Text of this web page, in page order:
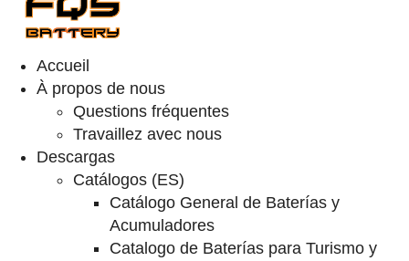
Accueil
À propos de nous
Questions fréquentes
Travaillez avec nous
Descargas
Catálogos (ES)
Catálogo General de Baterías y
Acumuladores
Catalogo de Baterías para Turismo y